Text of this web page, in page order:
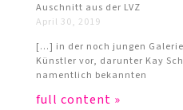
Auschnitt aus der LVZ
April 30, 2019
[…] in der noch jungen
Künstler vor, darunter Kay
namentlich bekannten
full content »